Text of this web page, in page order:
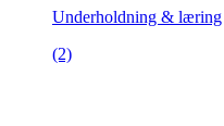
Underholdning & læring
(2)